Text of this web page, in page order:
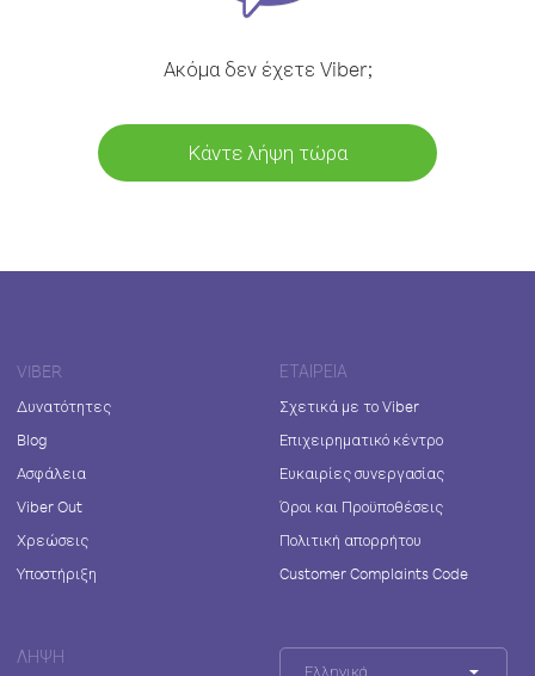
Ακόμα δεν έχετε Viber;
Κάντε λήψη τώρα
VIBER
Δυνατότητες
Blog
Ασφάλεια
Viber Out
Χρεώσεις
Υποστήριξη
ΕΤΑΙΡΕΊΑ
Σχετικά με το Viber
Επιχειρηματικό κέντρο
Ευκαιρίες συνεργασίας
Όροι και Προϋποθέσεις
Πολιτική απορρήτου
Customer Complaints Code
ΛΉΨΗ
Ελληνικά